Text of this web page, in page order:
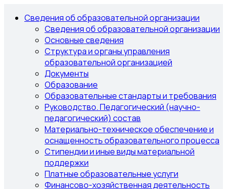
Сведения об образовательной организации
Сведения об образовательной организации
Основные сведения
Структура и органы управления
образовательной организацией
Документы
Образование
Образовательные стандарты и требования
Руководство. Педагогический (научно-
педагогический) состав
Материально-техническое обеспечение и
оснащенность образовательного процесса
Стипендии и иные виды материальной
поддержки
Платные образовательные услуги
Финансово-хозяйственная деятельность